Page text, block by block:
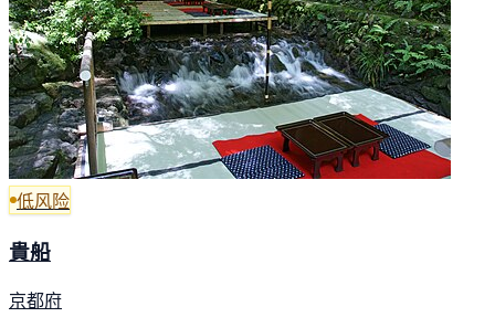
低风险
貴船
京都府